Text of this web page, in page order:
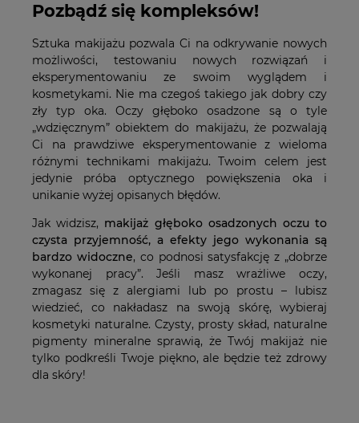
Pozbądź się kompleksów!
Sztuka makijażu pozwala Ci na odkrywanie nowych
możliwości, testowaniu nowych rozwiązań i
eksperymentowaniu ze swoim wyglądem i
kosmetykami. Nie ma czegoś takiego jak dobry czy
zły typ oka. Oczy głęboko osadzone są o tyle
„wdzięcznym” obiektem do makijażu, że pozwalają
Ci na prawdziwe eksperymentowanie z wieloma
różnymi technikami makijażu. Twoim celem jest
jedynie próba optycznego powiększenia oka i
unikanie wyżej opisanych błędów.
Jak widzisz, makijaż głęboko osadzonych oczu to
czysta przyjemność, a efekty jego wykonania są
bardzo widoczne, co podnosi satysfakcję z „dobrze
wykonanej pracy”. Jeśli masz wrażliwe oczy,
zmagasz się z alergiami lub po prostu – lubisz
wiedzieć, co nakładasz na swoją skórę, wybieraj
kosmetyki naturalne. Czysty, prosty skład, naturalne
pigmenty mineralne sprawią, że Twój makijaż nie
tylko podkreśli Twoje piękno, ale będzie też zdrowy
dla skóry!